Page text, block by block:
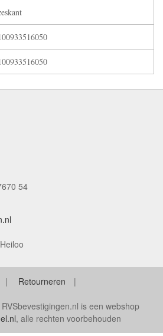
54
Retourneren
is een webshop
, alle rechten voorbehouden